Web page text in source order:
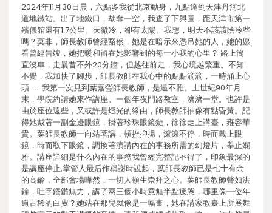
2024年11月30日晨，六點多我從北京動身，九點達到天津丹河北
道地鐵站。出了地鐵口，劫奪一空，我查了下輿圖，距天津市第一
殯儀館還有1.7公里。天微冷，卻有太陽。我想，明天不該該陰冷些
嗎？莫非，師長教師曾經豁然，她是在暗示來憑吊她的人，她的愿
看曾經告竣，她把暖和留在她影響到的每一小我的心里？ 路上簡
直沒車，走曩昔不外20分鐘，但越往前走，我心境越繁重。不知
不覺，我加快了腳步，師長教師在我心中的點點滴滴，一時涌上心
頭…… 我第一次見到葉嘉瑩師長教師，是遠不雅。上世紀90年月
末，學院約請她來作講座。一個年夜門路教室，濟濟一堂。也許是
由於座位遠些，又或許是燈光的緣由，師長教師抽像有點昏黃。記
得她戴著一副金邊眼鏡，掛著珍珠眼鏡鏈，徐徐走上講臺，雍容華
貴。葉師長教師一向站著講，頓挫抑揚，滾滾不停，時而戴上眼
鏡，時而取下眼鏡，調換著演講內在的事務所需的幻燈片，舉止嫻
雅。講座詳細是什么內在的事務我曾經完整記不得了，印象最深的
是講座停止,掌管人最后作稱謝時說起，葉師長教師已是七十有余
的高齡，全部會場嘩然，一切人頓生崇拜之心。葉師長教師聲如洪
鐘，吐字鏗鏘無力，講了兩三個小時竟無半點疲態，哪里像一位年
逾古稀的白叟？她站在那兒就像是一幅畫，她在講家教臺上所展舞